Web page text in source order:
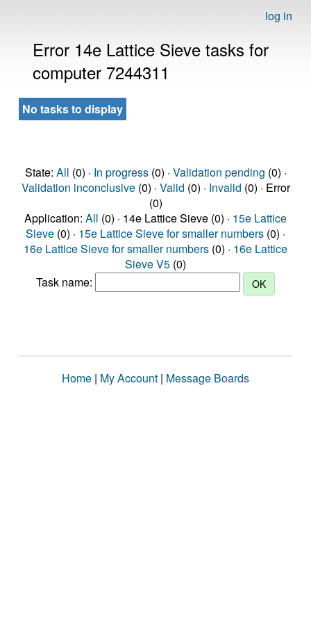
log in
Error 14e Lattice Sieve tasks for
computer 7244311
No tasks to display
State: All (0) · In progress(0) · Validation pending (0) ·
Validation inconclusive(0) · Valid (0) · Invalid (0) · Error
(0)
Application: All (0) · 14e Lattice Sieve (0) · 15e Lattice
Sieve (0) · 15e Lattice Sieve for smaller numbers (0) ·
16e Lattice Sieve for smaller numbers (0) · 16e Lattice
Sieve V5 (0)
Task name:
Home | My Account | Message Boards